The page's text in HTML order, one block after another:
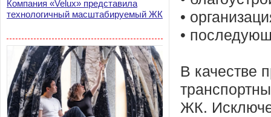
Компания «Velux» представила
технологичный масштабируемый ЖК
•
•
В качестве
ЖК.